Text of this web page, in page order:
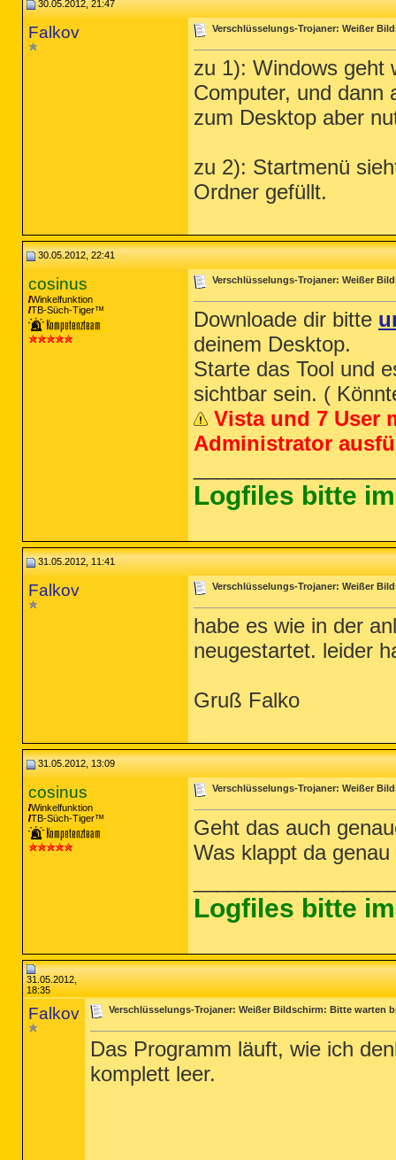
30.05.2012, 21:47
Falkov Verschlüsselungs-Trojaner: Weißer
zu 1): Windows geht
Computer, und dann
zum Desktop aber
zu 2): Startmenü
Ordner gefüllt.
30.05.2012, 22:41
cosinus
Winkelfunktion
TB-Süch-Tiger™
Verschlüsselungs-Trojaner: Weißer
Downloade dir bitte
deinem Desktop.
Starte das Tool und
sichtbar sein. (
Vista und 7 User
Administrator
Logfiles bitte
31.05.2012, 11:41
Falkov Verschlüsselungs-Trojaner: Weißer
habe es wie in der
neugestartet. leider
Gruß Falko
31.05.2012, 13:09
cosinus
Winkelfunktion
TB-Süch-Tiger™
Verschlüsselungs-Trojaner: Weißer
Geht das auch
Was klappt da
Logfiles bitte
31.05.2012,
18:35
Falkov Verschlüsselungs-Trojaner: Weißer Bildschirm: Bitte warten
Das Programm läuft, wie ich
komplett leer.